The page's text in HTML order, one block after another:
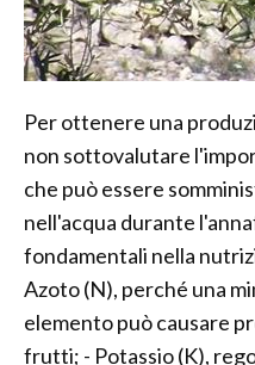
Per ottenere una
non sottovalutare
che può essere
nell'acqua durante
fondamentali nella
Azoto (N), perché una
elemento può causare
frutti; - Potassio (K),